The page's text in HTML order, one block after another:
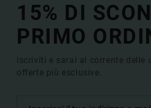
15% DI
PRIMO
Iscriviti e sarai al corrente
offerte più esclusive.